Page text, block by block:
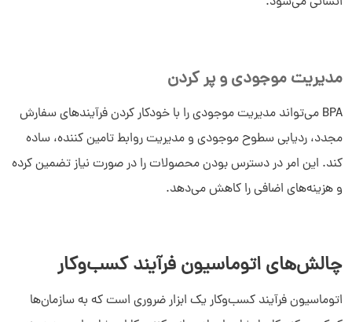
مدیریت موجودی و پر کردن
BPA می‌تواند مدیریت موجودی را با خودکار کردن فرآیندهای سفارش
مجدد، ردیابی سطوح موجودی و مدیریت روابط تامین کننده، ساده
کند. این امر در دسترس بودن محصولات را در صورت نیاز تضمین کرده
و هزینه‌های اضافی را کاهش می‌دهد.
چالش‌های اتوماسیون فرآیند کسب‌وکار
اتوماسیون فرآیند کسب‌وکار یک ابزار ضروری است که به سازمان‌ها